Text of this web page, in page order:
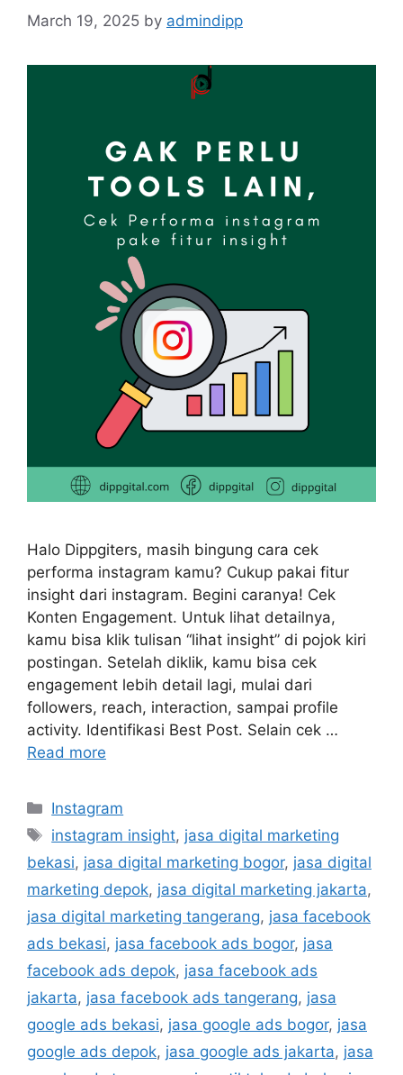
March 19, 2025 by admindipp
Halo Dippgiters, masih bingung cara cek
performa instagram kamu? Cukup pakai fitur
insight dari instagram. Begini caranya! Cek
Konten Engagement. Untuk lihat detailnya,
kamu bisa klik tulisan “lihat insight” di pojok kiri
postingan. Setelah diklik, kamu bisa cek
engagement lebih detail lagi, mulai dari
followers, reach, interaction, sampai profile
activity. Identifikasi Best Post. Selain cek …
Read more
Instagram
instagram insight, jasa digital marketing
bekasi, jasa digital marketing bogor, jasa digital
marketing depok, jasa digital marketing jakarta,
jasa digital marketing tangerang, jasa facebook
ads bekasi, jasa facebook ads bogor, jasa
facebook ads depok, jasa facebook ads
jakarta, jasa facebook ads tangerang, jasa
google ads bekasi, jasa google ads bogor, jasa
google ads depok, jasa google ads jakarta, jasa